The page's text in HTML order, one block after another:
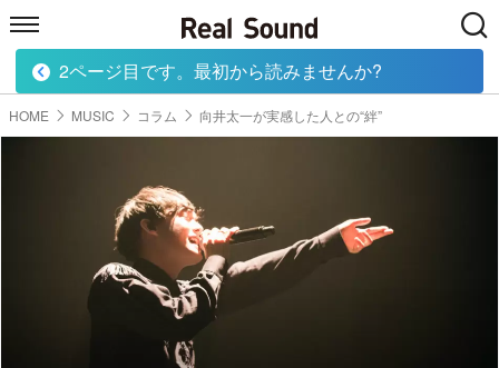
HOME MUSIC MOVIE TECH
HOME MUSIC コラム 向井太一が実感した人との“絆”
2ページ目です。最初から読みませんか?